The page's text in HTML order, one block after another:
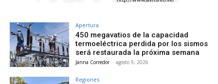
Apertura
450 megavatios de la capacidad
termoeléctrica perdida por los sismos
será restaurada la próxima semana
Janna Corredor - agosto 9, 2026
Regiones